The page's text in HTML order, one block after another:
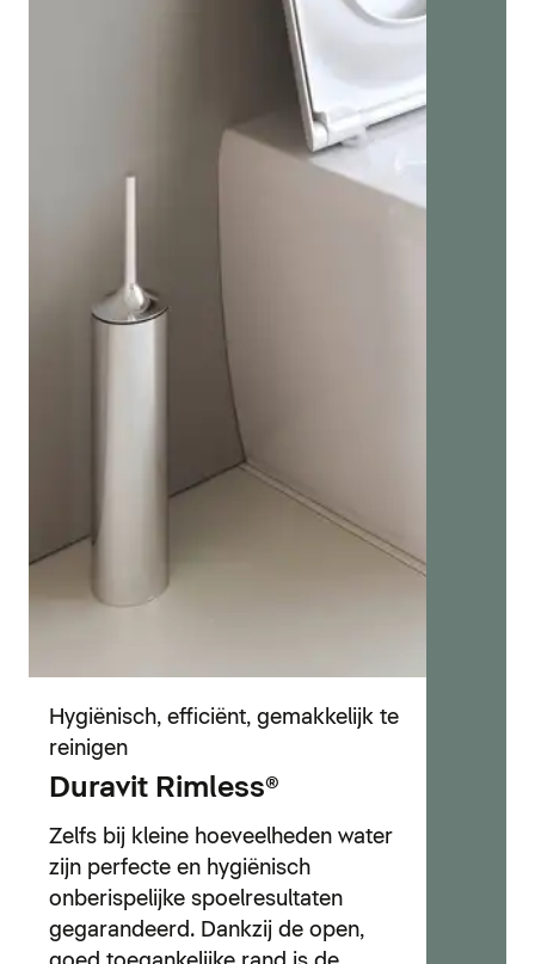
Hygiënisch, efficiënt, gemakkelijk te
reinigen
Duravit Rimless®
Zelfs bij kleine hoeveelheden water
zijn perfecte en hygiënisch
onberispelijke spoelresultaten
gegarandeerd. Dankzij de open,